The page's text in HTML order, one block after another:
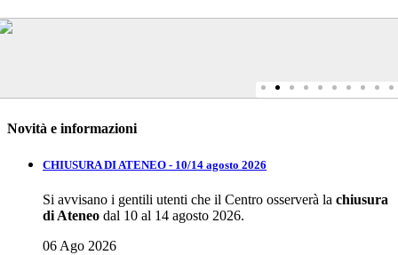
Novità e informazioni
CHIUSURA DI ATENEO - 10/14 agosto 2026
Si avvisano i gentili utenti che il Centro osserverà la chiusura
di Ateneo dal 10 al 14 agosto 2026.
06 Ago 2026